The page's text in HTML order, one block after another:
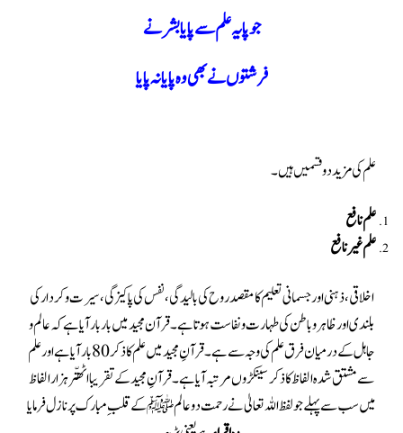
جو پایہ علم سے پایا بشر نے
فرشتوں نے بھی وہ پایا نہ پایا
علم کی مزید دو قسمیں ہیں۔
علم نافع
علم غیر نافع
اخلاقی ، ذہنی اور جسمانی تعلیم کا مقصد روح کی بالیدگی ، نفس کی پاکیزگی ، سیرت وکردار کی
بلندی اور ظا ہر و باطن کی طہارت و نفاست ہوتا ہے ۔ قرآن مجید میں بار بار آیا ہے کہ عالم و
جاہل کے درمیان فرق علم کی وجہ سے ہے ۔قرآنِ مجید میں علم کا ذکر 80 بار آیا ہے اور علم
سے مشتق شدہ الفاظ کا ذکر سینکڑوں مرتبہ آیا ہے ۔ قرآنِ مجید کے تقریبا اٹھتّر ہزار الفاظ
میں سب سے پہلے جو لفظ اللہ تعالیٰ نے رحمت دو عالم ﷺ کے قلبِ مبارک پر نازل فرمایا